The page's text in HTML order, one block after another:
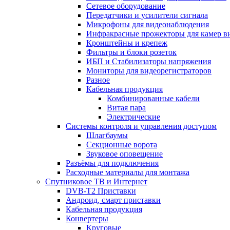
Сетевое оборудование
Передатчики и усилители сигнала
Микрофоны для видеонаблюдения
Инфракрасные прожекторы для камер
Кронштейны и крепеж
Фильтры и блоки розеток
ИБП и Стабилизаторы напряжения
Мониторы для видеорегистраторов
Разное
Кабельная продукция
Комбинированные кабели
Витая пара
Электрические
Системы контроля и управления доступом
Шлагбаумы
Секционные ворота
Звуковое оповещение
Разъёмы для подключения
Расходные материалы для монтажа
Спутниковое ТВ и Интернет
DVB-Т2 Приставки
Андроид, смарт приставки
Кабельная продукция
Конвертеры
Круговые